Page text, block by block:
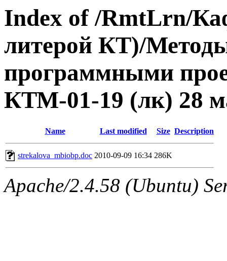
Index of /RmtLrn/
литерой КТ)/
программными
КТМ-01-19 (лк) 28
Name Last modified Size Description
strekalova_mbiobp.doc 2010-09-09 16:34 286K
Apache/2.4.58 (Ubuntu)